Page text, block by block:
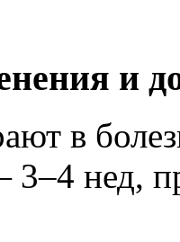
и
в
3–4 нед,